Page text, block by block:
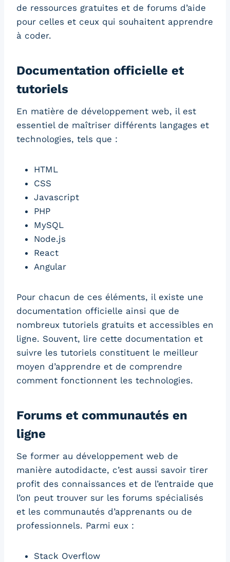
de ressources gratuites et de forums d’aide
pour celles et ceux qui souhaitent apprendre
à coder.
Documentation officielle et
tutoriels
En matière de développement web, il est
essentiel de maîtriser différents langages et
technologies, tels que :
HTML
CSS
Javascript
PHP
MySQL
Node.js
React
Angular
Pour chacun de ces éléments, il existe une
documentation officielle ainsi que de
nombreux tutoriels gratuits et accessibles en
ligne. Souvent, lire cette documentation et
suivre les tutoriels constituent le meilleur
moyen d’apprendre et de comprendre
comment fonctionnent les technologies.
Forums et communautés en
ligne
Se former au développement web de
manière autodidacte, c’est aussi savoir tirer
profit des connaissances et de l’entraide que
l’on peut trouver sur les forums spécialisés
et les communautés d’apprenants ou de
professionnels. Parmi eux :
Stack Overflow